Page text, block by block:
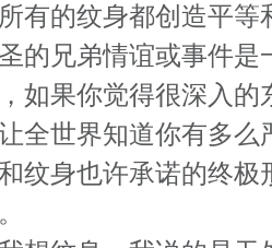
有的纹身都创造平等
的兄弟情谊或事件是
如果你觉得很深入的
全世界知道你有多么
纹身也许承诺的终极